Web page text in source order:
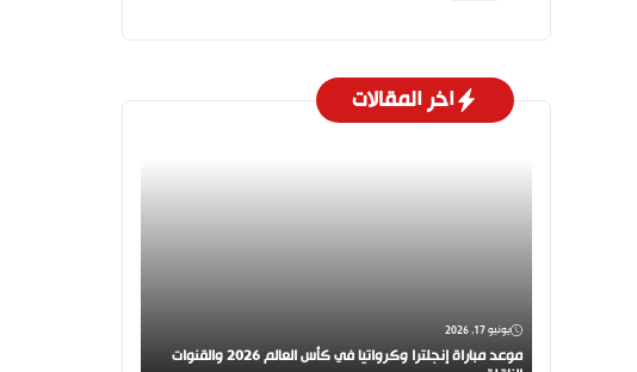
اخر المقالات
يونيو 17, 2026
موعد مباراة إنجلترا وكرواتيا في كأس العالم 2026 والقنوات